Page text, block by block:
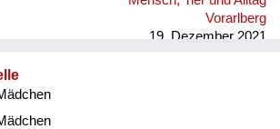
Vorarlberg
19. Dezember 2021